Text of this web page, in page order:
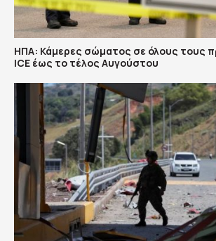
ΗΠΑ: Κάμερες σώματος σε όλους τους
ICE έως το τέλος Αυγούστου